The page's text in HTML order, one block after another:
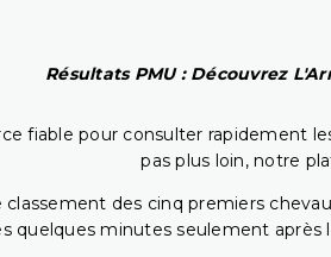
Résultats PMU : Découvrez
fiable pour consulter rapidement
pas plus loin, notre
des cinq premiers
quelques minutes seulement